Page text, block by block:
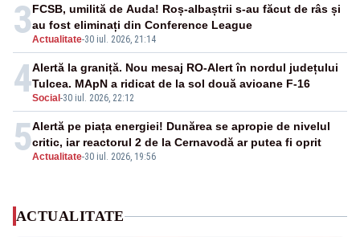
3Actualitate-30 iul. 2026, 21:14
FCSB, umilită de Auda! Roș-albaștrii s-au făcut de râs și
au fost eliminați din Conference League
4Social -30 iul. 2026, 22:12
Alertă la graniță. Nou mesaj RO-Alert în nordul județului
Tulcea. MApN a ridicat de la sol două avioane F-16
5Actualitate-30 iul. 2026, 19:56
Alertă pe piața energiei! Dunărea se apropie de nivelul
critic, iar reactorul 2 de la Cernavodă ar putea fi oprit
ACTUALITATE